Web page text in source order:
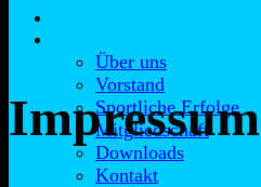
Über uns
Vorstand
Sportliche Erfolge
Mitgliedschaft
Downloads
Kontakt
Impressum